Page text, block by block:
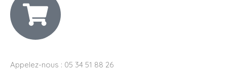
Appelez-nous : 05 34 51 88 26